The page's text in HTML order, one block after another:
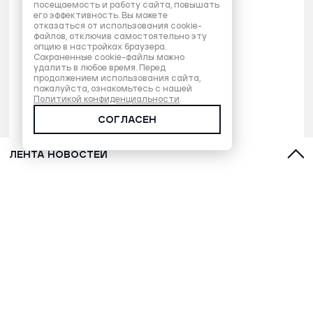
ЛЕНТА НОВОСТЕЙ
посещаемость и работу сайта, повышать
его эффективность. Вы можете
отказаться от использования cookie-
файлов, отключив самостоятельно эту
опцию в настройках браузера.
Сохраненные cookie-файлы можно
удалить в любое время. Перед
продолжением использования сайта,
пожалуйста, ознакомьтесь с нашей
Политикой конфиденциальности.
СОГЛАСЕН